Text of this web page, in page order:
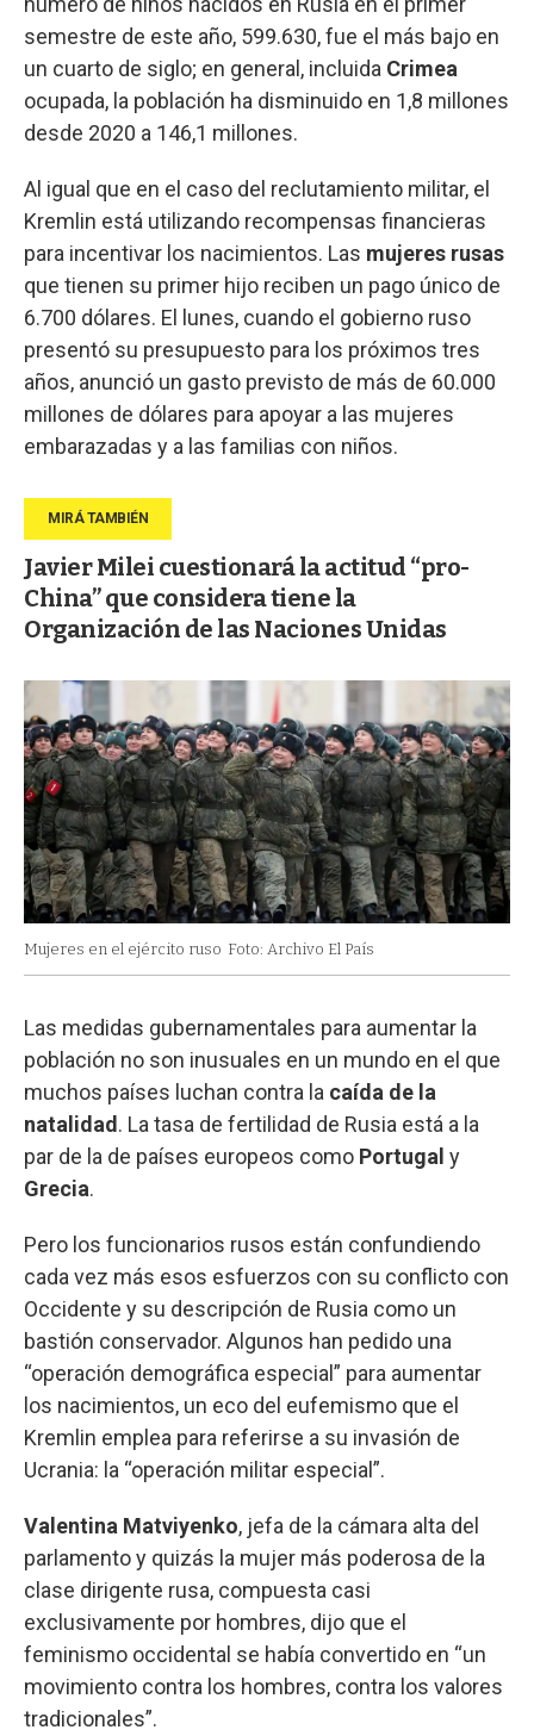
semestre de este año, 599.630, fue el más bajo en
un cuarto de siglo; en general, incluida Crimea
ocupada, la población ha disminuido en 1,8 millones
desde 2020 a 146,1 millones.
Al igual que en el caso del reclutamiento militar, el
Kremlin está utilizando recompensas financieras
para incentivar los nacimientos. Las mujeres rusas
que tienen su primer hijo reciben un pago único de
6.700 dólares. El lunes, cuando el gobierno ruso
presentó su presupuesto para los próximos tres
años, anunció un gasto previsto de más de 60.000
millones de dólares para apoyar a las mujeres
embarazadas y a las familias con niños.
Javier Milei cuestionará la actitud “pro-
China” que considera tiene la
Organización de las Naciones Unidas
Mujeres en el ejército ruso Foto: Archivo El País
Las medidas gubernamentales para aumentar la
población no son inusuales en un mundo en el que
muchos países luchan contra la caída de la
natalidad. La tasa de fertilidad de Rusia está a la
par de la de países europeos como Portugal y
Grecia.
Pero los funcionarios rusos están confundiendo
cada vez más esos esfuerzos con su conflicto con
Occidente y su descripción de Rusia como un
bastión conservador. Algunos han pedido una
“operación demográfica especial” para aumentar
los nacimientos, un eco del eufemismo que el
Kremlin emplea para referirse a su invasión de
Ucrania: la “operación militar especial”.
Valentina Matviyenko, jefa de la cámara alta del
parlamento y quizás la mujer más poderosa de la
clase dirigente rusa, compuesta casi
exclusivamente por hombres, dijo que el
feminismo occidental se había convertido en “un
movimiento contra los hombres, contra los valores
tradicionales”.